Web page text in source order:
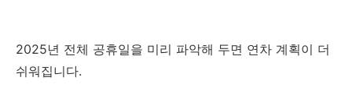
2025년 전체 공휴일을 미리 파악해 두면 연차 계획이 더
쉬워집니다.